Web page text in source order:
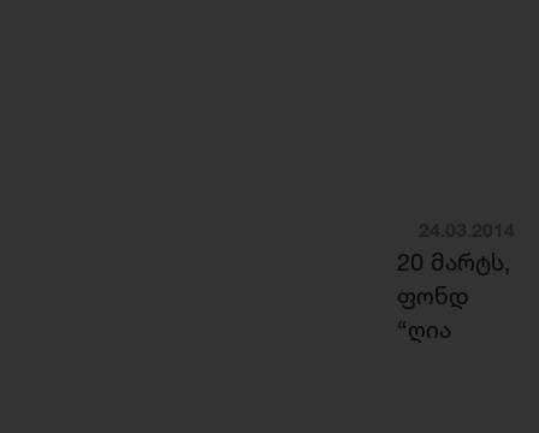
20 მარტს,
ფონდ
“ღია